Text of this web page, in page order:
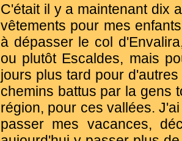
C'était il y a maintenant dix
vêtements pour mes
à dépasser le col
ou plutôt Escaldes, mais
jours plus tard pour
chemins battus par la gens
région, pour ces vallées.
passer mes vacances,